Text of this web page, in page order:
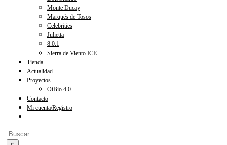
Monte Ducay
Marqués de Tosos
Celebrities
Julietta
8.0.1
Sierra de Viento ICE
Tienda
Actualidad
Proyectos
OíBio 4.0
Contacto
Mi cuenta/Registro
Buscar: